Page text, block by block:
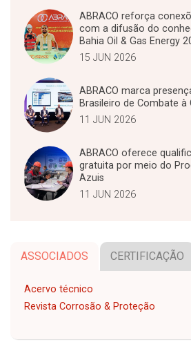
ABRACO reforça
com a difusão do
Bahia Oil & Gas Energy
15 JUN 2026
ABRACO marca
Brasileiro de Combate à
11 JUN 2026
ABRACO oferece
gratuita por meio do
Azuis
11 JUN 2026
ASSOCIADOS CERTIFICAÇÃO
Acervo técnico
Revista Corrosão & Proteção